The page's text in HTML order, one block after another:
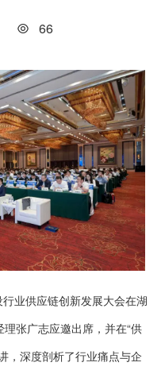
66
业供应链创新发展大会在湖
张广志应邀出席，并在“供
，深度剖析了行业痛点与企